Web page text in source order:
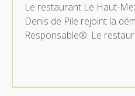
Le restaurant Le Haut-
Denis de Pile rejoint la
Responsable®. Le